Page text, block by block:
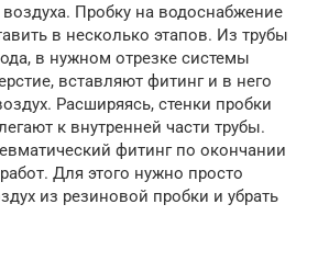
воздуха. Пробку на водоснабжение
в несколько этапов. Из трубы
в нужном отрезке системы
вставляют фитинг и в него
Расширяясь, стенки пробки
к внутренней части трубы.
фитинг по окончании
Для этого нужно просто
из резиновой пробки и убрать